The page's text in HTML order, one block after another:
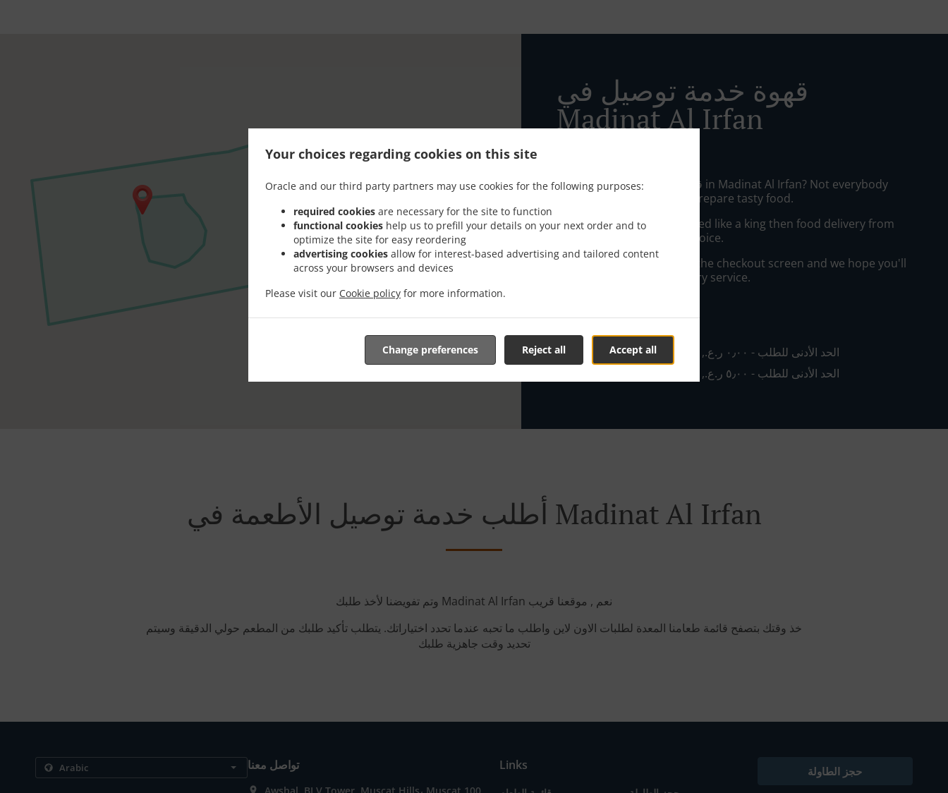
Your choices regarding cookies on this site
Oracle and our third party partners may use cookies for the following purposes:
required cookies are necessary for the site to function
functional cookies help us to prefill your details on your next order and to
optimize the site for easy reordering
advertising cookies allow for interest-based advertising and tailored content
across your browsers and devices
Please visit our Cookie policy for more information.
Accept all
Reject all
Change preferences
قهوة خدمة توصيل في
Madinat Al Irfan
Looking for قهوة خدمة توصيل in Madinat Al Irfan? Not everybody
knows or has the time to prepare tasty food.
When you want to get served like a king then food delivery from
Awshal will be your best choice.
Simply select "Delivery" at the checkout screen and we hope you'll
appreciate our food delivery service.
رسوم التوصيل
Zone 1
, الحد الأدنى للطلب - ‏٠٫٠٠ ر.ع.‏, رسوم - ‏٠٫٠٠ ر.ع.‏
, الحد الأدنى للطلب - ‏٥٫٠٠ ر.ع.‏, رسوم - ‏٠٫٠٠ ر.ع.‏
أطلب خدمة توصيل الأطعمة في Madinat Al Irfan
وتم تفويضنا لأخذ طلبك Madinat Al Irfan نعم , موقعنا قريب
خذ وقتك بتصفح قائمة طعامنا المعدة لطلبات الاون لاين واطلب ما تحبه عندما تحدد اختياراتك. يتطلب تأكيد طلبك من المطعم حولي الدقيقة وسيتم
تحديد وقت جاهزية طلبك
تواصل معنا Links حجز الطاولة